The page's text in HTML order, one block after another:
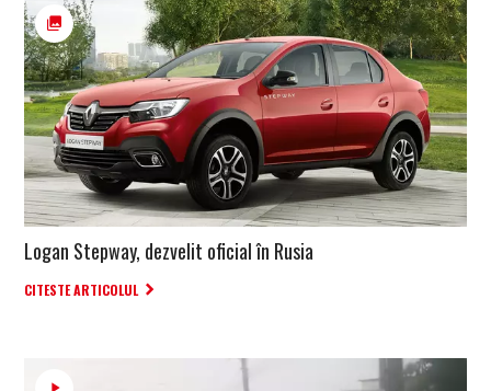
Logan Stepway, dezvelit oficial în Rusia
CITESTE ARTICOLUL